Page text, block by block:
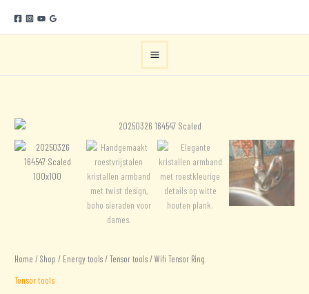
naar
de
Home /Shop / Energy tools/Tensor tools/ Wifi Tensor Ring
Tensor tools